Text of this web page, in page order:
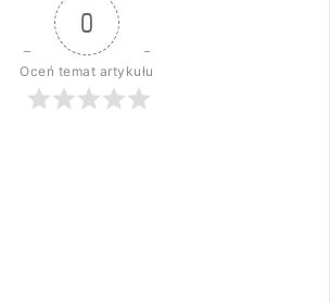
0
Oceń temat artykułu